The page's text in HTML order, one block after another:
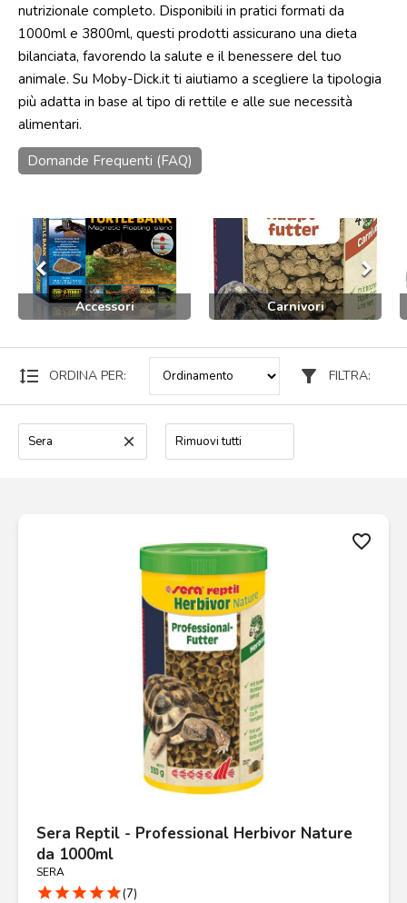
Punti
vendita
Blog
e
news
nutrizionale completo. Disponibili in pratici formati da
1000ml e 3800ml, questi prodotti assicurano una dieta
bilanciata, favorendo la salute e il benessere del tuo
animale. Su Moby-Dick.it ti aiutiamo a scegliere la tipologia
più adatta in base al tipo di rettile e alle sue necessità
alimentari.
Domande Frequenti (FAQ)
keyboard_arrow_left
Accessori Carnivori
keyboard_arrow_right
format_line_spacing ORDINA PER: filter_alt FILTRA:
Sera clear Rimuovi tutti
favorite_border
Sera Reptil - Professional Herbivor Nature
da 1000ml
SERA
star star star star star(7)